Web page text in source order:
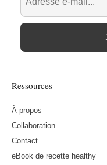
Ressources
À propos
Collaboration
Contact
eBook de recette healthy